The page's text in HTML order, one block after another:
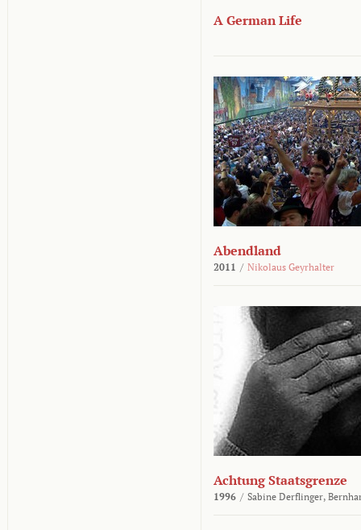
A German Life
Abendland
2011 / Nikolaus Geyrhalter
Achtung Staatsgrenze
1996 / Sabine Derflinger,